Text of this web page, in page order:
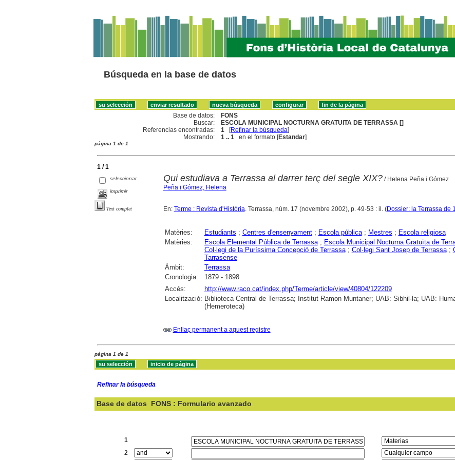
Búsqueda en la base de datos
Base de datos:
FONS
Buscar:
ESCOLA MUNICIPAL NOCTURNA GRATUITA DE TERRASSA []
Referencias encontradas:
1 [Refinar la búsqueda]
Mostrando:
1 .. 1 en el formato [Estandar]
página 1 de 1
1 / 1
seleccionar
imprimir
Text complet
Qui estudiava a Terrassa al darrer terç del segle XIX?/ Helena Peña i Gómez
Peña i Gómez, Helena
En: Terme : Revista d'Història. Terrassa, núm. 17 (novembre 2002), p. 49-53 : il. (Dossier: la Terrassa de
Matèries: Estudiants ; Centres d'ensenyament; Escola pública; Mestres ; Escola religiosa
Matèries:
Escola Elemental Pública de Terrassa; Escola Municipal Nocturna Gratuïta de
Col·legi de la Puríssima Concepció de Terrassa; Col·legi Sant Josep de Terrassa;
Tarrasense
Àmbit:
Terrassa
Cronologia:
1879 - 1898
Accés:
http://www.raco.cat/index.php/Terme/article/view/40804/122209
Localització: Biblioteca Central de Terrassa; Institut Ramon Muntaner; UAB: Sibhil·la; UAB:
(Hemeroteca)
Enllaç permanent a aquest registre
página 1 de 1
Refinar la búsqueda
Base de datos FONS : Formulario avanzado
1
2